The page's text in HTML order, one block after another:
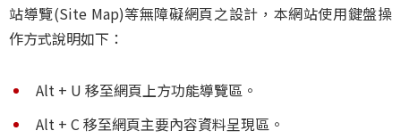
站導覽(Site Map)等無障礙網頁之設計，本網站使用鍵盤操
作方式說明如下：
Alt + U 移至網頁上方功能導覽區。
Alt + C 移至網頁主要內容資料呈現區。